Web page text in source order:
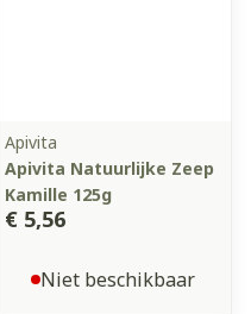
Apivita
Apivita Natuurlijke Zeep
Kamille 125g
€ 5,56
Niet beschikbaar